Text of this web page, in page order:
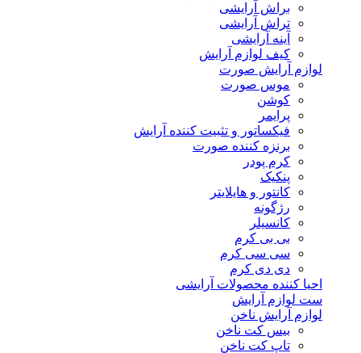
براش آرایشی
تراش آرایشی
آینه آرایشی
کیف لوازم آرایش
لوازم آرایش صورت
موس صورت
کوشن
پرایمر
فیکساتور و تثبیت کننده آرایش
برنزه کننده صورت
کرم پودر
پنکیک
کانتور و هایلایتر
رژگونه
کانسیلر
بی بی کرم
سی سی کرم
دی دی کرم
احیا کننده محصولات آرایشی
ست لوازم آرایش
لوازم آرایش ناخن
بیس کت ناخن
تاپ کت ناخن